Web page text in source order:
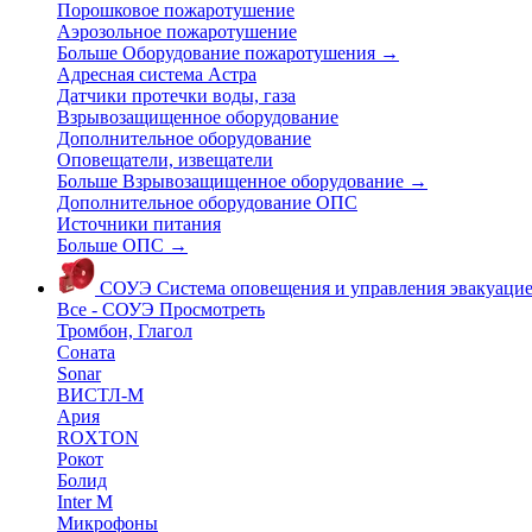
Порошковое пожаротушение
Аэрозольное пожаротушение
Больше Оборудование пожаротушения →
Адресная система Астра
Датчики протечки воды, газа
Взрывозащищенное оборудование
Дополнительное оборудование
Оповещатели, извещатели
Больше Взрывозащищенное оборудование →
Дополнительное оборудование ОПС
Источники питания
Больше ОПС →
СОУЭ Система оповещения и управления
Все - СОУЭ Просмотреть
Тромбон, Глагол
Соната
Sonar
ВИСТЛ-М
Ария
ROXTON
Рокот
Болид
Inter M
Микрофоны